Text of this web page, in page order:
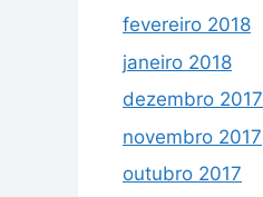
fevereiro 2018
janeiro 2018
dezembro 2017
novembro 2017
outubro 2017